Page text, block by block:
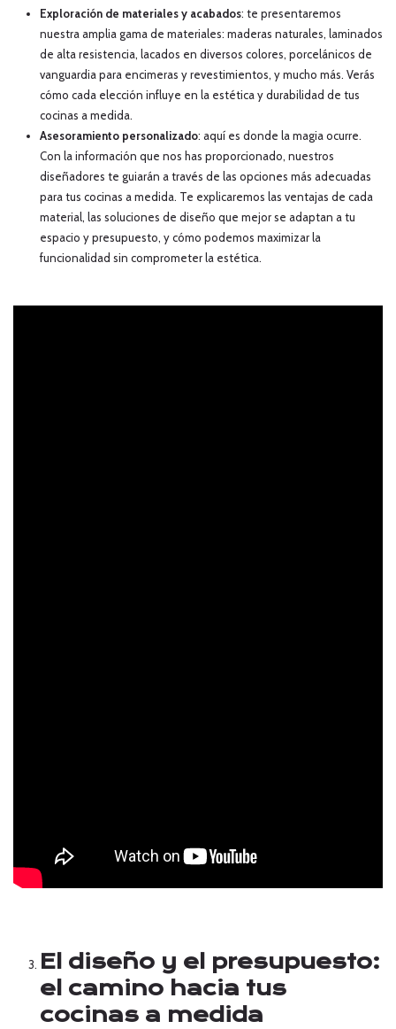
Exploración de materiales y acabados: te presentaremos
nuestra amplia gama de materiales: maderas naturales, laminados
de alta resistencia, lacados en diversos colores, porcelánicos de
vanguardia para encimeras y revestimientos, y mucho más. Verás
cómo cada elección influye en la estética y durabilidad de tus
cocinas a medida.
Asesoramiento personalizado: aquí es donde la magia ocurre.
Con la información que nos has proporcionado, nuestros
diseñadores te guiarán a través de las opciones más adecuadas
para tus cocinas a medida. Te explicaremos las ventajas de cada
material, las soluciones de diseño que mejor se adaptan a tu
espacio y presupuesto, y cómo podemos maximizar la
funcionalidad sin comprometer la estética.
El diseño y el presupuesto:
el camino hacia tus
cocinas a medida